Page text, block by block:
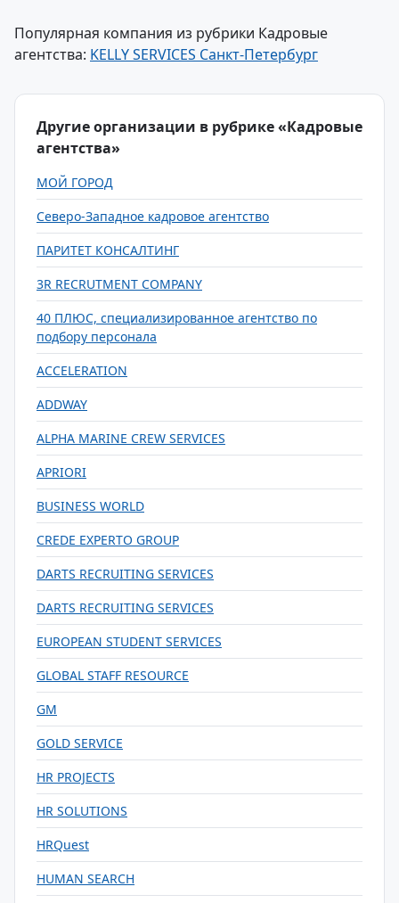
Популярная компания из рубрики Кадровые
агентства: KELLY SERVICES Санкт-Петербург
Другие организации в рубрике «Кадровые
агентства»
МОЙ ГОРОД
Северо-Западное кадровое агентство
ПАРИТЕТ КОНСАЛТИНГ
3R RECRUTMENT COMPANY
40 ПЛЮС, специализированное агентство по
подбору персонала
ACCELERATION
ADDWAY
ALPHA MARINE CREW SERVICES
APRIORI
BUSINESS WORLD
CREDE EXPERTO GROUP
DARTS RECRUITING SERVICES
DARTS RECRUITING SERVICES
EUROPEAN STUDENT SERVICES
GLOBAL STAFF RESOURCE
GM
GOLD SERVICE
HR PROJECTS
HR SOLUTIONS
HRQuest
HUMAN SEARCH